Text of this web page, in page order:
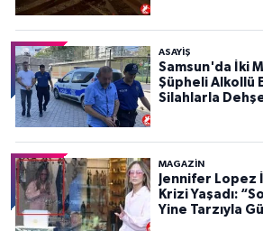
ASAYIŞ
Samsun'da İki
Şüpheli Alkollü
Silahlarla
MAGAZİN
Jennifer Lopez
Krizi Yaşadı:
Yine Tarzıyla